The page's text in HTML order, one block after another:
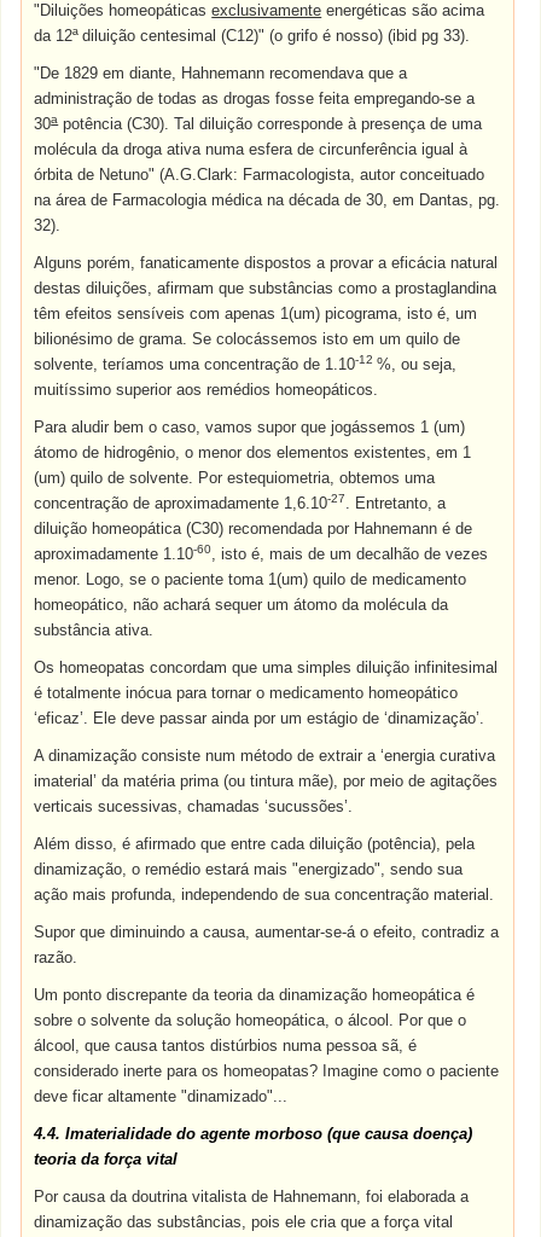
"Diluições homeopáticasexclusivamente energéticas são acima
da 12ª diluição centesimal (C12)" (o grifo é nosso) (ibid pg 33).
"De 1829 em diante, Hahnemann recomendava que a
administração de todas as drogas fosse feita empregando-se a
30apotência (C30). Tal diluição corresponde à presença de uma
molécula da droga ativa numa esfera de circunferência igual à
órbita de Netuno" (A.G.Clark: Farmacologista, autor conceituado
na área de Farmacologia médica na década de 30, em Dantas, pg.
32).
Alguns porém, fanaticamente dispostos a provar a eficácia natural
destas diluições, afirmam que substâncias como a prostaglandina
têm efeitos sensíveis com apenas 1(um) picograma, isto é, um
bilionésimo de grama. Se colocássemos isto em um quilo de
solvente, teríamos uma concentração de 1.10-12%, ou seja,
muitíssimo superior aos remédios homeopáticos.
Para aludir bem o caso, vamos supor que jogássemos 1 (um)
átomo de hidrogênio, o menor dos elementos existentes, em 1
(um) quilo de solvente. Por estequiometria, obtemos uma
concentração de aproximadamente 1,6.10-27. Entretanto, a
diluição homeopática (C30) recomendada por Hahnemann é de
aproximadamente 1.10-60, isto é, mais de um decalhão de vezes
menor. Logo, se o paciente toma 1(um) quilo de medicamento
homeopático, não achará sequer um átomo da molécula da
substância ativa.
Os homeopatas concordam que uma simples diluição infinitesimal
é totalmente inócua para tornar o medicamento homeopático
‘eficaz’. Ele deve passar ainda por um estágio de ‘dinamização’.
A dinamização consiste num método de extrair a ‘energia curativa
imaterial’ da matéria prima (ou tintura mãe), por meio de agitações
verticais sucessivas, chamadas ‘sucussões’.
Além disso, é afirmado que entre cada diluição (potência), pela
dinamização, o remédio estará mais "energizado", sendo sua
ação mais profunda, independendo de sua concentração material.
Supor que diminuindo a causa, aumentar-se-á o efeito, contradiz a
razão.
Um ponto discrepante da teoria da dinamização homeopática é
sobre o solvente da solução homeopática, o álcool. Por que o
álcool, que causa tantos distúrbios numa pessoa sã, é
considerado inerte para os homeopatas? Imagine como o paciente
deve ficar altamente "dinamizado"...
4.4. Imaterialidade do agente morboso (que causa doença)
teoria da força vital
Por causa da doutrina vitalista de Hahnemann, foi elaborada a
dinamização das substâncias, pois ele cria que a força vital